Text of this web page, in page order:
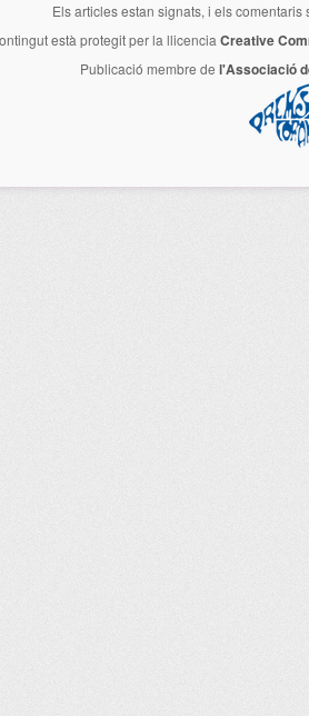
Els articles estan signats, i els
està protegit per la llicenciaCreative
Publicació membre de l'Associació